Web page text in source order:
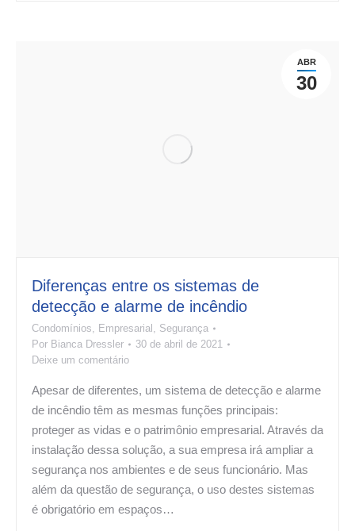
ABR
30
Diferenças entre os sistemas de
detecção e alarme de incêndio
Condomínios, Empresarial , Segurança
Por Bianca Dressler
30 de abril de 2021
Deixe um comentário
Apesar de diferentes, um sistema de detecção e alarme
de incêndio têm as mesmas funções principais:
proteger as vidas e o patrimônio empresarial. Através da
instalação dessa solução, a sua empresa irá ampliar a
segurança nos ambientes e de seus funcionário. Mas
além da questão de segurança, o uso destes sistemas
é obrigatório em espaços…